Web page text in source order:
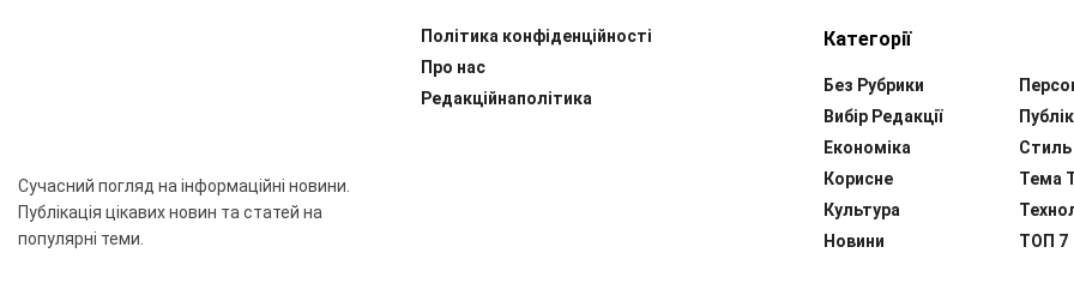
Сучасний погляд на інформаційні новини.
Публікація цікавих новин та статей на
популярні теми.
Політика конфіденційності
Про нас
Редакційнаполітика
Категорії
Без Рубрики
Вибір Редакції
Економіка
Корисне
Культура
Новини
Тема
ТОП 7